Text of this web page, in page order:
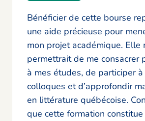
Bénéficier de cette bourse
une aide précieuse pour
mon projet académique. Elle
permettrait de me consacrer
à mes études, de participer
colloques et d’approfondir
en littérature québécoise.
que cette formation